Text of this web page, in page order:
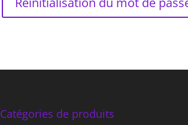
Catégories de produits